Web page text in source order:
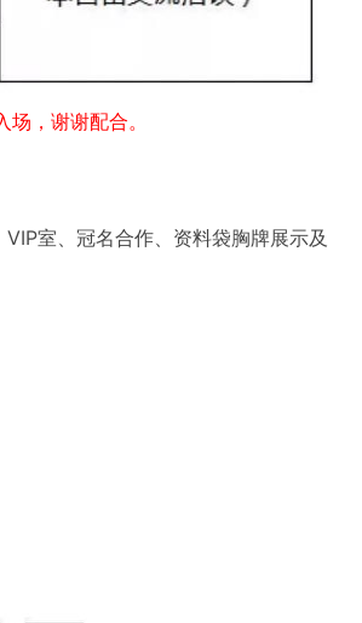
，谢谢配合。
室、冠名合作、资料袋胸牌展示及